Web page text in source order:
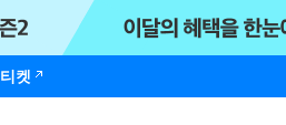
티켓